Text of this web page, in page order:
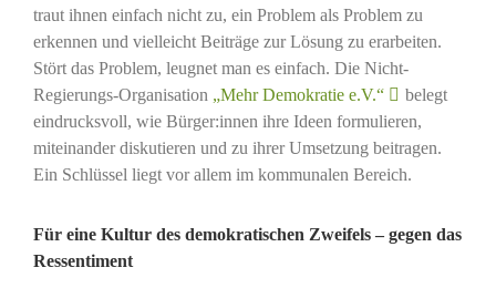
traut ihnen einfach nicht zu, ein Problem als Problem zu
erkennen und vielleicht Beiträge zur Lösung zu erarbeiten.
Stört das Problem, leugnet man es einfach. Die Nicht-
Regierungs-Organisation „Mehr Demokratie e.V.“
belegt
eindrucksvoll, wie Bürger:innen ihre Ideen formulieren,
miteinander diskutieren und zu ihrer Umsetzung beitragen.
Ein Schlüssel liegt vor allem im kommunalen Bereich.
Für eine Kultur des demokratischen Zweifels – gegen das
Ressentiment